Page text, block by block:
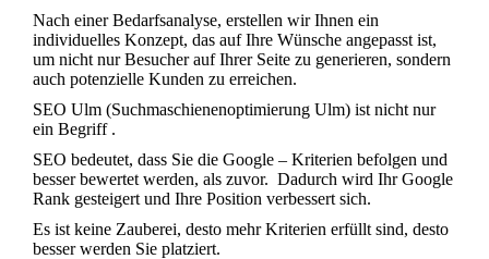
Nach einer Bedarfsanalyse, erstellen wir Ihnen ein
individuelles Konzept, das auf Ihre Wünsche angepasst ist,
um nicht nur Besucher auf Ihrer Seite zu generieren, sondern
auch potenzielle Kunden zu erreichen.
SEO Ulm (Suchmaschienenoptimierung Ulm) ist nicht nur
ein Begriff .
SEO bedeutet, dass Sie die Google – Kriterien befolgen und
besser bewertet werden, als zuvor. Dadurch wird Ihr Google
Rank gesteigert und Ihre Position verbessert sich.
Es ist keine Zauberei, desto mehr Kriterien erfüllt sind, desto
besser werden Sie platziert.